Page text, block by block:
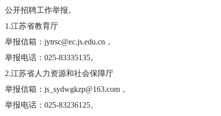
公开招聘工作举报。
1.江苏省教育厅
举报信箱：jytrsc@ec.js.edu.cn，
举报电话：025-83335135。
2.江苏省人力资源和社会保障厅
举报信箱：js_sydwgkzp@163.com，
举报电话：025-83236125。